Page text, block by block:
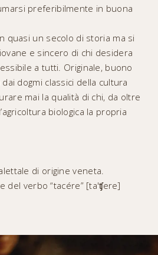
preferibilmente in buona
quasi un secolo di storia ma si
e sincero di chi desidera
a tutti. Originale, buono
dogmi classici della cultura
mai la qualità di chi, da oltre
biologica la propria
di origine veneta.
del verbo “tacére” [ta'ʧere]